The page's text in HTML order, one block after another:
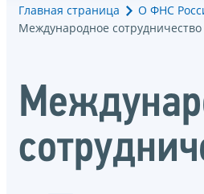
Главная страница
О ФНС
Международное сотрудничество